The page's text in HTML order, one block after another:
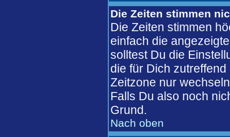
Die Zeiten stimmen
Die Zeiten stimmen
einfach die
solltest Du die
die für Dich
Zeitzone nur
Falls Du also noch
Grund.
Nach oben